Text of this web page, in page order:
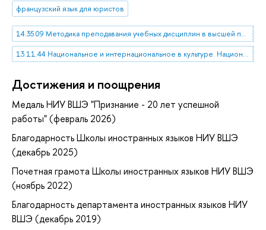
французский язык для юристов
14.35.09 Методика преподавания учебных дисциплин в высшей профессиональной школе
13.11.44 Национальное и интернациональное в культуре. Национальная идентичность и взаимодействие культур
Достижения и поощрения
Медаль НИУ ВШЭ "Признание - 20 лет успешной
работы" (февраль 2026)
Благодарность Школы иностранных языков НИУ ВШЭ
(декабрь 2025)
Почетная грамота Школы иностранных языков НИУ ВШЭ
(ноябрь 2022)
Благодарность департамента иностранных языков НИУ
ВШЭ (декабрь 2019)